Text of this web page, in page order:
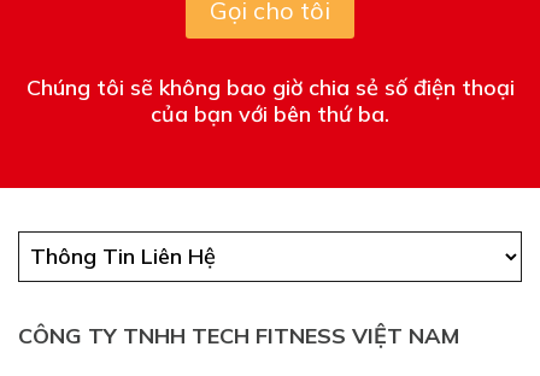
Gọi cho tôi
Chúng tôi sẽ không bao giờ chia sẻ số điện thoại
của bạn với bên thứ ba.
CÔNG TY TNHH TECH FITNESS VIỆT NAM